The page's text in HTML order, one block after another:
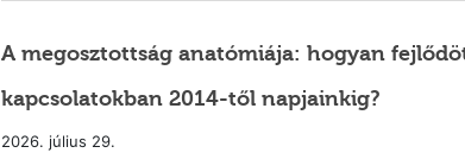
A megosztottság anatómiája: hogyan
kapcsolatokban 2014-től napjainkig?
2026. július 29.